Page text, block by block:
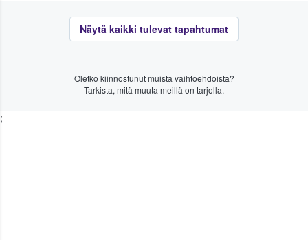
Näytä kaikki tulevat tapahtumat
Oletko kiinnostunut muista vaihtoehdoista?
Tarkista, mitä muuta meillä on tarjolla.
;